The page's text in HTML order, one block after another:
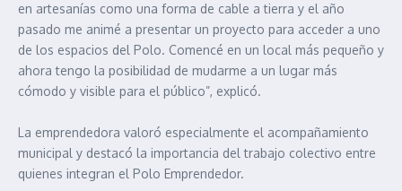
en artesanías como una forma de cable a tierra y el año
pasado me animé a presentar un proyecto para acceder a uno
de los espacios del Polo. Comencé en un local más pequeño y
ahora tengo la posibilidad de mudarme a un lugar más
cómodo y visible para el público”, explicó.
La emprendedora valoró especialmente el acompañamiento
municipal y destacó la importancia del trabajo colectivo entre
quienes integran el Polo Emprendedor.